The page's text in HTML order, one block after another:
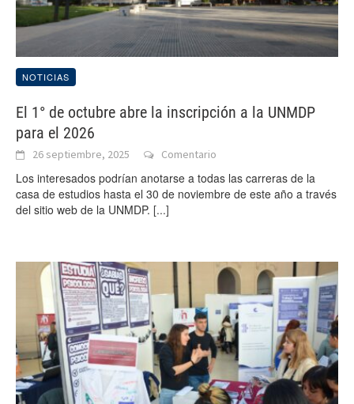
NOTICIAS
El 1° de octubre abre la inscripción a la UNMDP
para el 2026
26 septiembre, 2025 Comentario
Los interesados podrían anotarse a todas las carreras de la
casa de estudios hasta el 30 de noviembre de este año a través
del sitio web de la UNMDP. [...]